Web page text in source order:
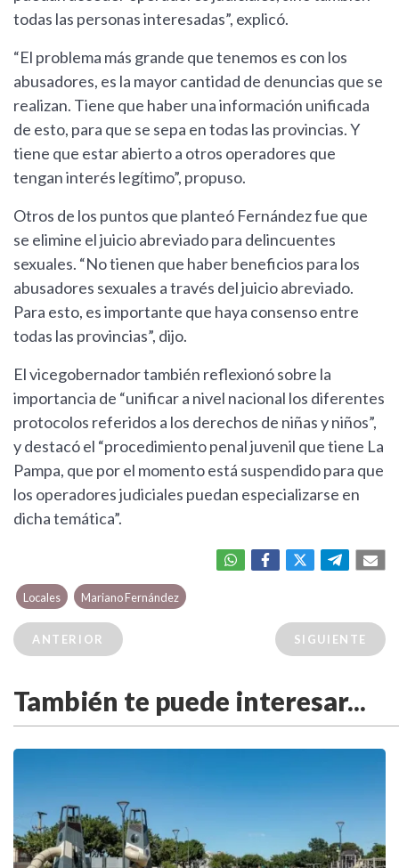
todas las personas interesadas”, explicó.
“El problema más grande que tenemos es con los
abusadores, es la mayor cantidad de denuncias que se
realizan. Tiene que haber una información unificada
de esto, para que se sepa en todas las provincias. Y
tiene que estar abierto a otros operadores que
tengan interés legítimo”, propuso.
Otros de los puntos que planteó Fernández fue que
se elimine el juicio abreviado para delincuentes
sexuales. “No tienen que haber beneficios para los
abusadores sexuales a través del juicio abreviado.
Para esto, es importante que haya consenso entre
todas las provincias”, dijo.
El vicegobernador también reflexionó sobre la
importancia de “unificar a nivel nacional los diferentes
protocolos referidos a los derechos de niñas y niños”,
y destacó el “procedimiento penal juvenil que tiene La
Pampa, que por el momento está suspendido para que
los operadores judiciales puedan especializarse en
dicha temática”.
Locales Mariano Fernández
ANTERIOR SIGUIENTE
También te puede interesar...